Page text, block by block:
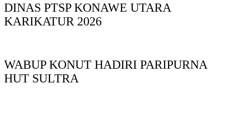
DINAS PTSP KONAWE UTARA
KARIKATUR 2026
WABUP KONUT HADIRI PARIPURNA
HUT SULTRA